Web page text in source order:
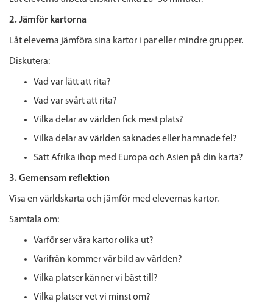
2. Jämför kartorna
Låt eleverna jämföra sina kartor i par eller mindre grupper.
Diskutera:
Vad var lätt att rita?
Vad var svårt att rita?
Vilka delar av världen fick mest plats?
Vilka delar av världen saknades eller hamnade fel?
Satt Afrika ihop med Europa och Asien på din karta?
3. Gemensam reflektion
Visa en världskarta och jämför med elevernas kartor.
Samtala om:
Varför ser våra kartor olika ut?
Varifrån kommer vår bild av världen?
Vilka platser känner vi bäst till?
Vilka platser vet vi minst om?